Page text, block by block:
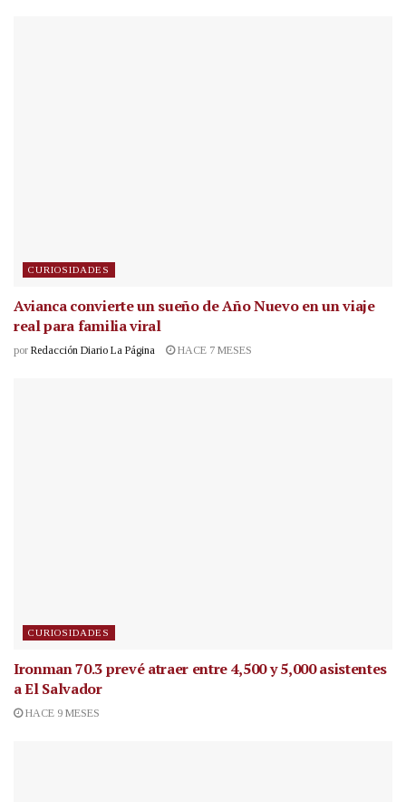
CURIOSIDADES
Avianca convierte un sueño de Año Nuevo en un viaje
real para familia viral
por Redacción Diario La Página HACE 7 MESES
CURIOSIDADES
Ironman 70.3 prevé atraer entre 4,500 y 5,000 asistentes
a El Salvador
HACE 9 MESES